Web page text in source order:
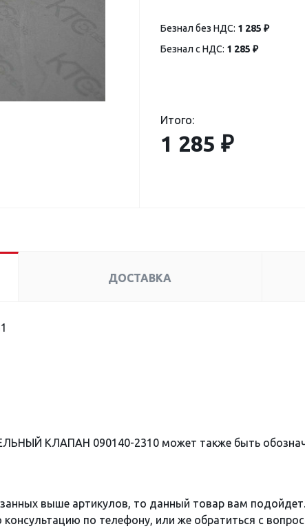
Безнал без НДС: 1 285 ₽
Безнал с НДС: 1 285 ₽
Итого:
1 285 ₽
ДОСТАВКА
КЛАПАН 090140-2310 может также быть
выше артикулов, то данный товар вам
по телефону, или же обратиться с